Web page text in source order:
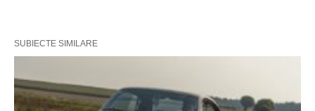
SUBIECTE SIMILARE